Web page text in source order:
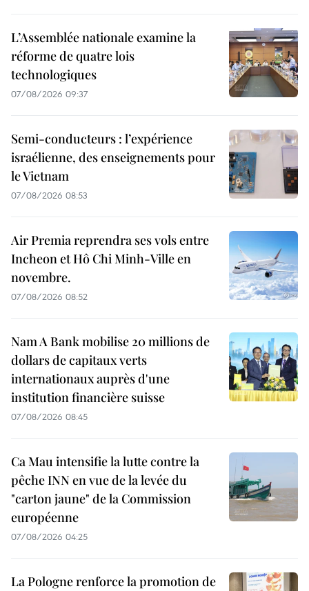
L’Assemblée nationale examine la
réforme de quatre lois
technologiques
07/08/2026 09:37
Semi-conducteurs : l’expérience
israélienne, des enseignements pour
le Vietnam
07/08/2026 08:53
Air Premia reprendra ses vols entre
Incheon et Hô Chi Minh-Ville en
novembre.
07/08/2026 08:52
Nam A Bank mobilise 20 millions de
dollars de capitaux verts
internationaux auprès d'une
institution financière suisse
07/08/2026 08:45
Ca Mau intensifie la lutte contre la
pêche INN en vue de la levée du
"carton jaune" de la Commission
européenne
07/08/2026 04:25
La Pologne renforce la promotion de